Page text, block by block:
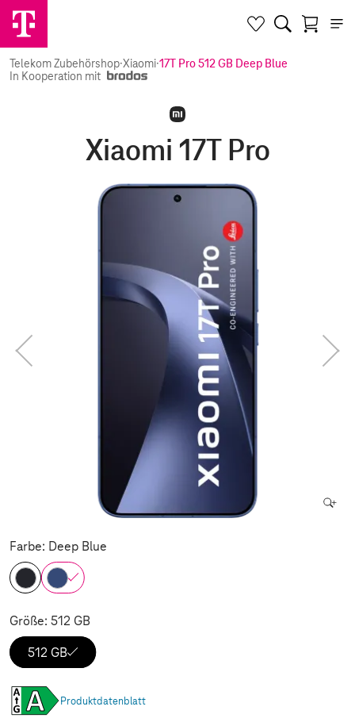
Telekom Zubehörshop·Xiaomi·17T Pro 512 GB Deep Blue
In Kooperation mit
Xiaomi 17T Pro
Farbe: Deep Blue
Größe: 512 GB
512 GB
Produktdatenblatt